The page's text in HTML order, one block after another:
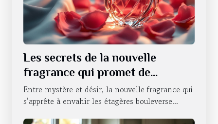
Les secrets de la nouvelle
fragrance qui promet de
révolutionner la séduction
Entre mystère et désir, la nouvelle fragrance qui
s’apprête à envahir les étagères bouleverse...